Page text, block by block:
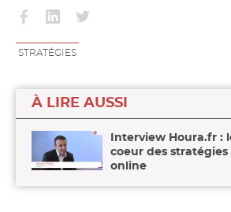
Partager
facebook
Partager
linkedin
STRATÉGIES
À LIRE AUSSI
Interview Houra.fr :
coeur des stratégies
online